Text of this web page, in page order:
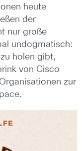
heute
der
nur große
undogmatisch:
holen gibt,
von Cisco
zur